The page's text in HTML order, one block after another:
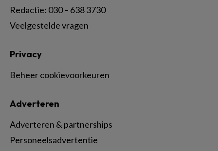
Redactie: 030 – 638 3730
Veelgestelde vragen
Adverteren
Adverteren & partnerships
Personeelsadvertentie
Privacy
Beheer cookievoorkeuren